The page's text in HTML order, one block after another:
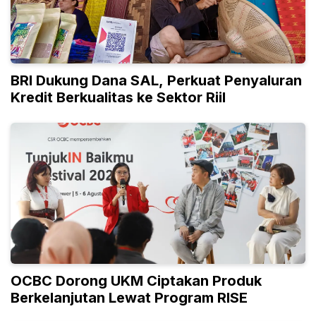
BRI Dukung Dana SAL, Perkuat Penyaluran
Kredit Berkualitas ke Sektor Riil
OCBC Dorong UKM Ciptakan Produk
Berkelanjutan Lewat Program RISE